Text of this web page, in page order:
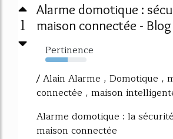
1
Alarme domotique :
maison connectée -
Pertinence
54%
/ Alain Alarme , Domotique ,
connectée , maison
Alarme domotique : la
maison connectée